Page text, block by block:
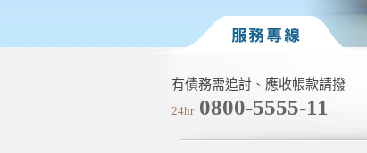
有債務需追討、應收帳款請撥
24hr 0800-5555-11